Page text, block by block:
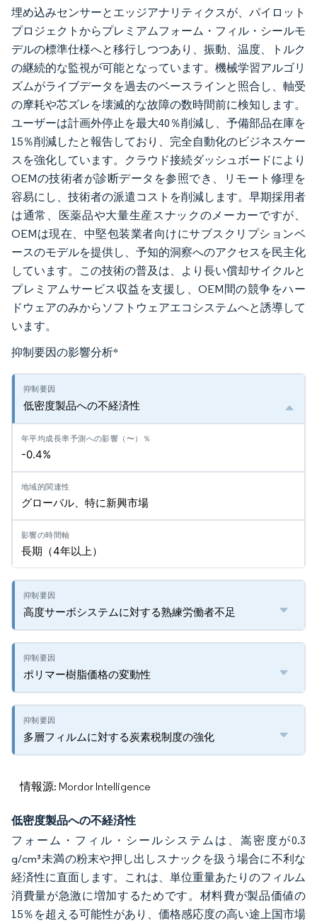
埋め込みセンサーとエッジアナリティクスが、パイロット
プロジェクトからプレミアムフォーム・フィル・シールモ
デルの標準仕様へと移行しつつあり、振動、温度、トルク
の継続的な監視が可能となっています。機械学習アルゴリ
ズムがライブデータを過去のベースラインと照合し、軸受
の摩耗や芯ズレを壊滅的な故障の数時間前に検知します。
ユーザーは計画外停止を最大40％削減し、予備部品在庫を
15％削減したと報告しており、完全自動化のビジネスケー
スを強化しています。クラウド接続ダッシュボードにより
OEMの技術者が診断データを参照でき、リモート修理を
容易にし、技術者の派遣コストを削減します。早期採用者
は通常、医薬品や大量生産スナックのメーカーですが、
OEMは現在、中堅包装業者向けにサブスクリプションベ
ースのモデルを提供し、予知的洞察へのアクセスを民主化
しています。この技術の普及は、より長い償却サイクルと
プレミアムサービス収益を支援し、OEM間の競争をハー
ドウェアのみからソフトウェアエコシステムへと誘導して
います。
抑制要因の影響分析*
低密度製品への不経済性
-0.4%
グローバル、特に新興市場
長期（4年以上）
高度サーボシステムに対する熟練労働者不足
ポリマー樹脂価格の変動性
多層フィルムに対する炭素税制度の強化
情報源: Mordor Intelligence
低密度製品への不経済性
フォーム・フィル・シールシステムは、嵩密度が0.3
g/cm³未満の粉末や押し出しスナックを扱う場合に不利な
経済性に直面します。これは、単位重量あたりのフィルム
消費量が急激に増加するためです。材料費が製品価値の
15％を超える可能性があり、価格感応度の高い途上国市場